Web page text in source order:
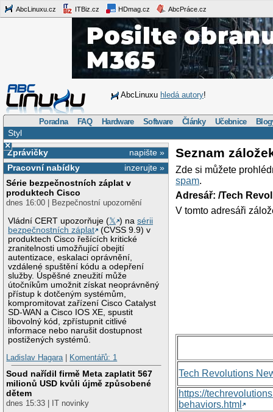
AbcLinuxu.cz ITBiz.cz HDmag.cz AbcPráce.cz
AbcLinuxu hledá autory!
Poradna FAQ Hardware Software Články Učebnice
Styl
×
napište »
Zprávičky
inzerujte »
Pracovní nabídky
Série bezpečnostních záplat v
produktech Cisco
dnes 16:00 | Bezpečnostní upozornění
Vládní CERT upozorňuje (𝕏 ) nasérii
bezpečnostních záplat
(CVSS 9.9) v
produktech Cisco řešících kritické
zranitelnosti umožňující obejití
autentizace, eskalaci oprávnění,
vzdálené spuštění kódu a odepření
služby. Úspěšné zneužití může
útočníkům umožnit získat neoprávněný
přístup k dotčeným systémům,
kompromitovat zařízení Cisco Catalyst
SD-WAN a Cisco IOS XE, spustit
libovolný kód, zpřístupnit citlivé
informace nebo narušit dostupnost
postižených systémů.
Ladislav Hagara| Komentářů: 1
Soud nařídil firmě Meta zaplatit 567
milionů USD kvůli újmě způsobené
dětem
dnes 15:33 | IT novinky
Seznam
Zde si můžete
spam.
Adresář: /Tech
V tomto adresáři
Tech Revolutions
https://
behaviors.html